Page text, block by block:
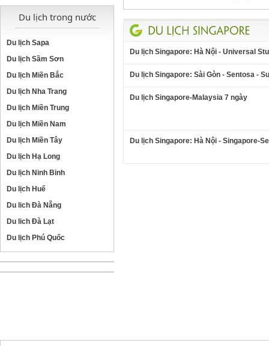
Du lịch trong nước
Du lịch Sapa
Du lịch Sầm Sơn
Du lịch Miền Bắc
Du lịch Nha Trang
Du lịch Miền Trung
Du lịch Miền Nam
Du lịch Miền Tây
Du lịch Hạ Long
Du lịch Ninh Binh
Du lịch Huế
Du lich Đà Nẵng
Du lich Đà Lạt
Du lịch Phú Quốc
Du lịch Singapore: Hà Nội - Universal
Du lịch Singapore: Sài Gòn - Sentosa -
Du lịch Singapore-Malaysia 7 ngày
Du lịch Singapore: Hà Nội - Singapore-